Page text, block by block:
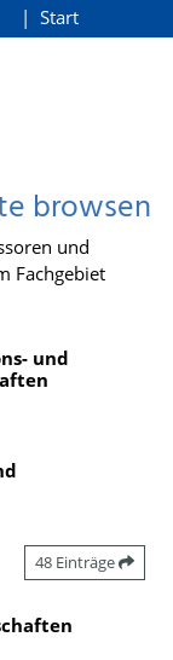
Start
browsen
und
Fachgebiet
und
48 Einträge